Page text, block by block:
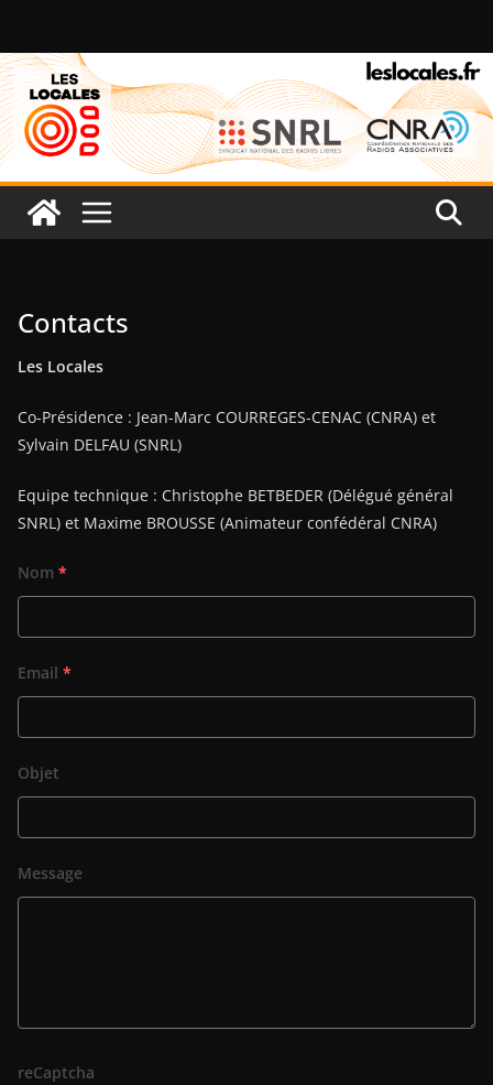
contenu
Contacts
Les Locales
Co-Présidence : Jean-Marc COURREGES-CENAC (CNRA) et
Sylvain DELFAU (SNRL)
Equipe technique : Christophe BETBEDER (Délégué général
SNRL) et Maxime BROUSSE (Animateur confédéral CNRA)
Nom *
Email *
Objet
Message
reCaptcha